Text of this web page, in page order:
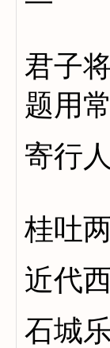
君子
题用
寄行
桂吐
近代
石城